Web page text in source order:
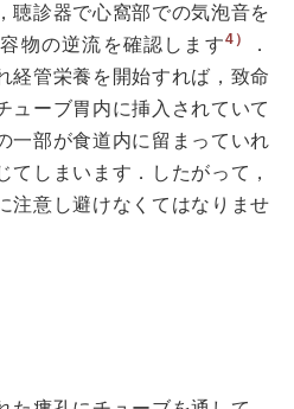
聴診器で心窩部での気泡音を
物の逆流を確認します4）
．
経管栄養を開始すれば，致命
ューブ胃内に挿入されていて
一部が食道内に留まっていれ
てしまいます．したがって，
注意し避けなくてはなりませ